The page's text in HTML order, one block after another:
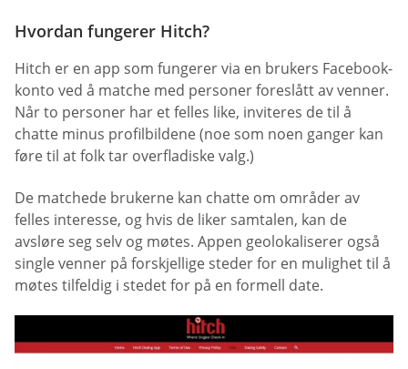
Hvordan fungerer Hitch?
Hitch er en app som fungerer via en brukers Facebook-
konto ved å matche med personer foreslått av venner.
Når to personer har et felles like, inviteres de til å
chatte minus profilbildene (noe som noen ganger kan
føre til at folk tar overfladiske valg.)
De matchede brukerne kan chatte om områder av
felles interesse, og hvis de liker samtalen, kan de
avsløre seg selv og møtes. Appen geolokaliserer også
single venner på forskjellige steder for en mulighet til å
møtes tilfeldig i stedet for på en formell date.